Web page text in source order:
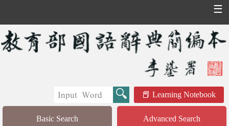
☰
Learning Notebook
Basic Search Advanced Search